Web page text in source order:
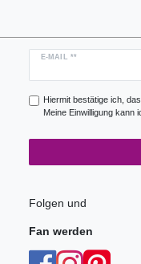
E-MAIL **
Newsletter
Hiermit bestätige ich,
Meine Einwilligung kann
Folgen und
Fan werden